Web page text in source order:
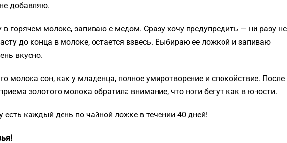
добавляю.
горячем молоке, запиваю с медом. Сразу хочу предупредить — ни разу не
до конца в молоке, остается взвесь. Выбираю ее ложкой и запиваю
вкусно.
молока сон, как у младенца, полное умиротворение и спокойствие. После
золотого молока обратила внимание, что ноги бегут как в юности.
каждый день по чайной ложке в течении 40 дней!